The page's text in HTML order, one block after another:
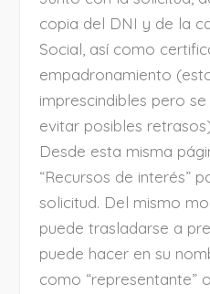
copia del DNI y de la
Social, así como
empadronamiento
imprescindibles pero
evitar posibles
Desde esta misma
“Recursos de interés”
solicitud. Del mismo
puede trasladarse a
puede hacer en su
como “representante”